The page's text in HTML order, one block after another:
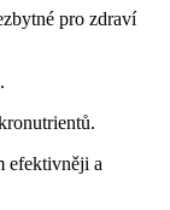
pro zdraví
efektivněji a